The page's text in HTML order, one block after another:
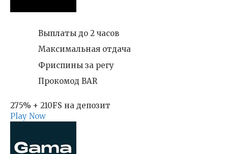
Выплаты до 2 часов
Максимальная отдача
Фриспины за регу
Прокомод BAR
275% + 210FS на депозит
Play Now